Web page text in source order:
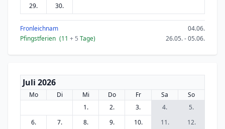
29. 30.
Fronleichnam
04.06.
Pfingstferien (11 + 5 Tage) 26.05. - 05.06.
Juli 2026
Mo Di Mi Do Fr Sa
So
1.
2. 3. 4.
5.
6.
7. 8. 9. 10. 11.
12.